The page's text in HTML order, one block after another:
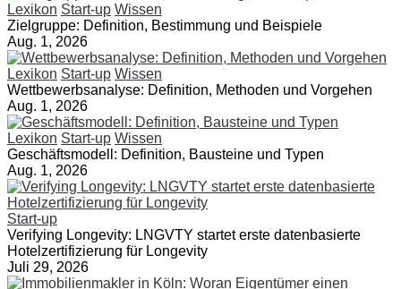
Lexikon Start-up Wissen
Zielgruppe: Definition, Bestimmung und Beispiele
Aug. 1, 2026
Lexikon Start-up Wissen
Wettbewerbsanalyse: Definition, Methoden und Vorgehen
Aug. 1, 2026
Lexikon Start-up Wissen
Geschäftsmodell: Definition, Bausteine und Typen
Aug. 1, 2026
Start-up
Verifying Longevity: LNGVTY startet erste datenbasierte
Hotelzertifizierung für Longevity
Juli 29, 2026